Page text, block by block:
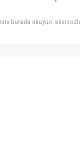
burada okuyun: